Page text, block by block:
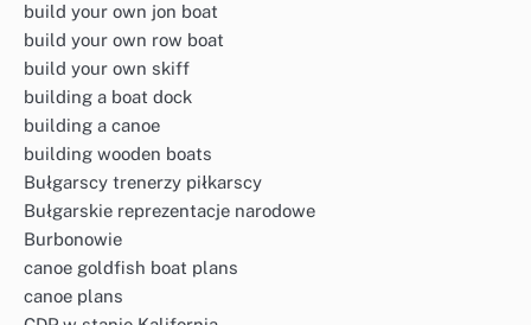
build your own jon boat
build your own row boat
build your own skiff
building a boat dock
building a canoe
building wooden boats
Bułgarscy trenerzy piłkarscy
Bułgarskie reprezentacje narodowe
Burbonowie
canoe goldfish boat plans
canoe plans